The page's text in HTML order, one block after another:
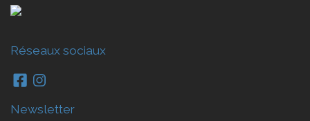
Réseaux sociaux
Newsletter